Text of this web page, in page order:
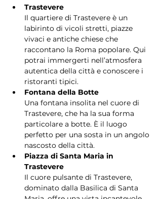
Trastevere
Il quartiere di Trastevere è un
labirinto di vicoli stretti, piazze
vivaci e antiche chiese che
raccontano la Roma popolare. Qui
potrai immergerti nell’atmosfera
autentica della città e conoscere i
ristoranti tipici.
Fontana della Botte
Una fontana insolita nel cuore di
Trastevere, che ha la sua forma
particolare a botte. È il luogo
perfetto per una sosta in un angolo
nascosto della città.
Piazza di Santa Maria in
Trastevere
Il cuore pulsante di Trastevere,
dominato dalla Basilica di Santa